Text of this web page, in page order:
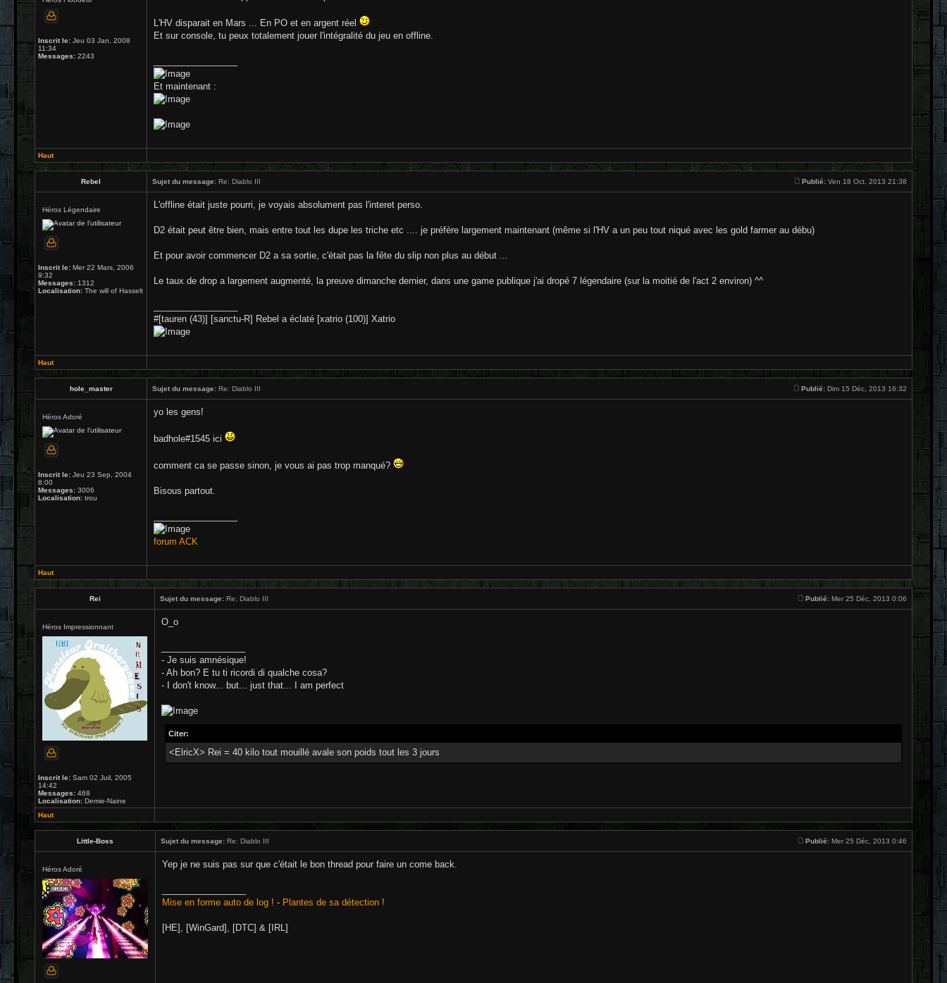
Inscrit le: Jeu 03 Jan, 2008
11:34
Messages: 2243
L'HV disparait en Mars ... En PO et en argent réel
Et sur console, tu peux totalement jouer l'intégralité du jeu en offline.
Et maintenant :
Haut
Rebel Sujet du message: Re: Diablo III Publié: Ven 18 Oct, 2013 21:38
Héros Légendaire
Inscrit le: Mer 22 Mars, 2006
9:32
Messages: 1312
Localisation: The will of Hasselt
L'offline était juste pourri, je voyais absolument pas l'interet perso.
D2 était peut être bien, mais entre tout les dupe les triche etc .... je préfère largement maintenant (même si l'HV a un peu tout niqué avec les gold farmer au débu)
Et pour avoir commencer D2 a sa sortie, c'était pas la fête du slip non plus au début ...
Le taux de drop a largement augmenté, la preuve dimanche dernier, dans une game publique j'ai dropé 7 légendaire (sur la moitié de l'act 2 environ) ^^
#[tauren (43)] [sanctu-R] Rebel a éclaté [xatrio (100)] Xatrio
Haut
hole_master Sujet du message: Re: Diablo III Publié: Dim 15 Déc, 2013 16:32
Héros Adoré
Inscrit le: Jeu 23 Sep, 2004
8:00
Messages: 3006
Localisation: trou
yo les gens!
badhole#1545 ici
comment ca se passe sinon, je vous ai pas trop manqué?
Bisous partout.
forum ACK
Haut
Rei Sujet du message: Re: Diablo III Publié: Mer 25 Déc, 2013 0:06
Héros Impressionnant
Inscrit le: Sam 02 Juil, 2005
14:42
Messages: 468
Localisation: Demie-Naine
O_o
- Je suis amnésique!
- Ah bon? E tu ti ricordi di qualche cosa?
- I don't know... but... just that... I am perfect
Citer:
<ElricX> Rei = 40 kilo tout mouillé avale son poids tout les 3 jours
Haut
Little-Boss Sujet du message: Re: Diablo III Publié: Mer 25 Déc, 2013 0:46
Héros Adoré Yep je ne suis pas sur que c'était le bon thread pour faire un come back.
Mise en forme auto de log ! - Plantes de sa détection !
[HE], [WinGard], [DTC] & [IRL]